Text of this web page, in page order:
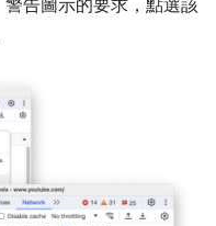
警告圖示的要求，點選該